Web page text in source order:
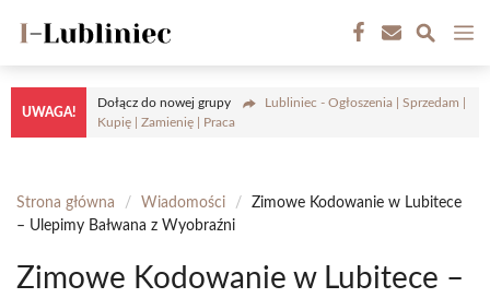
treści
UWAGA!
Dołącz do nowej grupy
Lubliniec - Ogłoszenia | Sprzedam |
Kupię | Zamienię | Praca
Strona główna / Wiadomości /
Zimowe Kodowanie w Lubitece
– Ulepimy Bałwana z Wyobraźni
Zimowe Kodowanie w Lubitece –